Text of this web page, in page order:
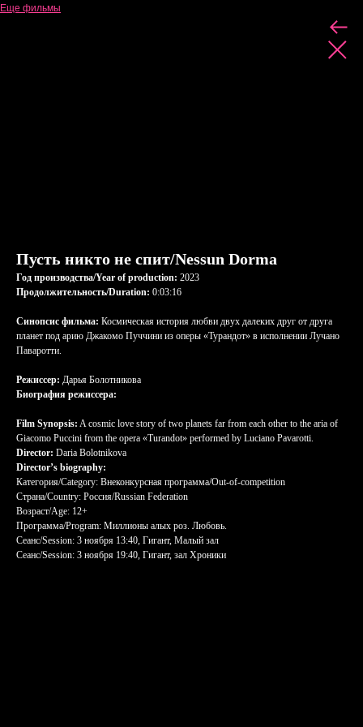
Еще фильмы
Пусть никто не спит/Nessun Dorma
Год производства/Year of production: 2023
Продолжительность/Duration: 0:03:16
Синопсис фильма: Космическая история любви двух далеких друг от друга
планет под арию Джакомо Пуччини из оперы «Турандот» в исполнении Лучано
Паваротти.
Режиссер: Дарья Болотникова
Биография режиссера:
Film Synopsis: A cosmic love story of two planets far from each other to the aria of
Giacomo Puccini from the opera «Turandot» performed by Luciano Pavarotti.
Director: Daria Bolotnikova
Director’s biography:
Категория/Category: Внеконкурсная программа/Out-of-competition
Страна/Country: Россия/Russian Federation
Возраст/Age: 12+
Программа/Program: Миллионы алых роз. Любовь.
Сеанс/Session: 3 ноября 13:40, Гигант, Малый зал
Сеанс/Session: 3 ноября 19:40, Гигант, зал Хроники